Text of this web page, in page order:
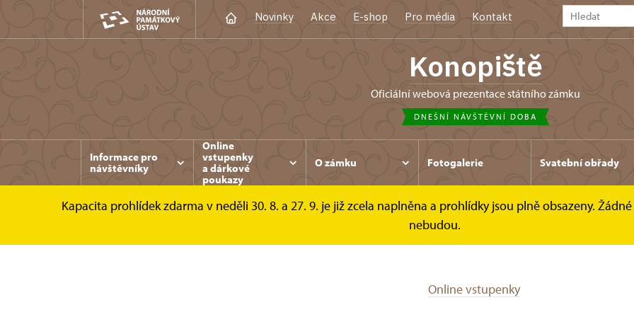
Novinky Akce E-shop Pro média Kontakt
Konopiště
oficiální webová prezentace státního zámku
DNEŠNÍ NÁVŠTĚVNÍ DOBA
Informace pro
návštěvníky
Online
vstupenky
a dárkové
poukazy
O zámku Fotogalerie Svatební obřady
Kapacita prohlídek zdarma v neděli 30. 8. a 27. 9. je již zcela naplněna a prohlídky jsou plně obsazeny.
nebudou.
Konopiště Online vstupenky a dárkové poukazy
Online vstupenky